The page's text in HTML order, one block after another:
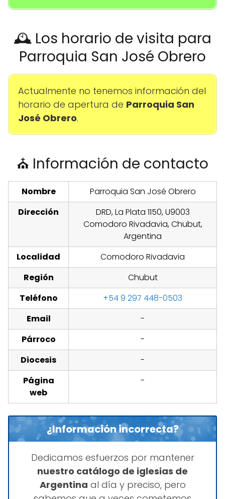
🕰️ Los horario de visita para
Parroquia San José Obrero
Actualmente no tenemos información del
horario de apertura de Parroquia San
José Obrero.
⛪ Información de contacto
Nombre
Parroquia San José Obrero
Dirección
DRD, La Plata 1150, U9003
Comodoro Rivadavia, Chubut,
Argentina
Localidad
Comodoro Rivadavia
Región
Chubut
Teléfono
+54 9 297 448-0503
Email
-
Párroco
-
Diocesis
-
Página
web
-
¿Información incorrecta?
Dedicamos esfuerzos por mantener
nuestro catálogo de iglesias de
Argentina al día y preciso, pero